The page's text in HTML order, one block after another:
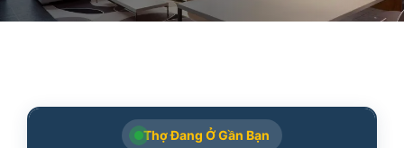
Thợ Đang Ở Gần Bạn